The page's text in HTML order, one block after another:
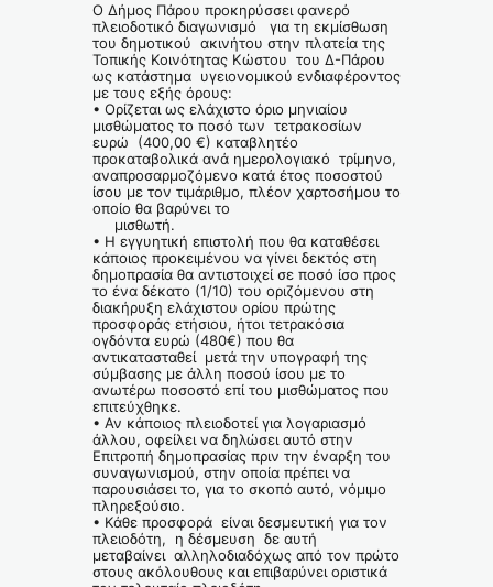
Ο Δήμος Πάρου προκηρύσσει φανερό
πλειοδοτικό διαγωνισμό για τη εκμίσθωση
του δημοτικού ακινήτου στην πλατεία της
Τοπικής Κοινότητας Κώστου του Δ-Πάρου
ως κατάστημα υγειονομικού ενδιαφέροντος
με τους εξής όρους:
• Ορίζεται ως ελάχιστο όριο μηνιαίου
μισθώματος το ποσό των τετρακοσίων
ευρώ (400,00 €) καταβλητέο
προκαταβολικά ανά ημερολογιακό τρίμηνο,
αναπροσαρμοζόμενο κατά έτος ποσοστού
ίσου με τον τιμάριθμο, πλέον χαρτοσήμου το
οποίο θα βαρύνει το
μισθωτή.
• Η εγγυητική επιστολή που θα καταθέσει
κάποιος προκειμένου να γίνει δεκτός στη
δημοπρασία θα αντιστοιχεί σε ποσό ίσο προς
το ένα δέκατο (1/10) του οριζόμενου στη
διακήρυξη ελάχιστου ορίου πρώτης
προσφοράς ετήσιου, ήτοι τετρακόσια
ογδόντα ευρώ (480€) που θα
αντικατασταθεί μετά την υπογραφή της
σύμβασης με άλλη ποσού ίσου με το
ανωτέρω ποσοστό επί του μισθώματος που
επιτεύχθηκε.
• Αν κάποιος πλειοδοτεί για λογαριασμό
άλλου, οφείλει να δηλώσει αυτό στην
Επιτροπή δημοπρασίας πριν την έναρξη του
συναγωνισμού, στην οποία πρέπει να
παρουσιάσει το, για το σκοπό αυτό, νόμιμο
πληρεξούσιο.
• Κάθε προσφορά είναι δεσμευτική για τον
πλειοδότη, η δέσμευση δε αυτή
μεταβαίνει αλληλοδιαδόχως από τον πρώτο
στους ακόλουθους και επιβαρύνει οριστικά